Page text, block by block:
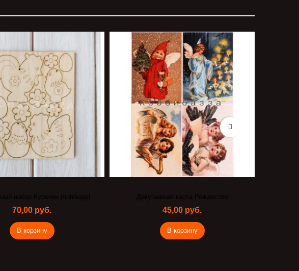
карта Рождество
45,00 руб.
В корзину
Салфетка для декупажа Санта
10,00 руб.
В корзину